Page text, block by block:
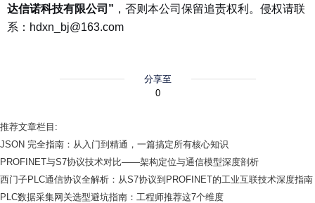
达信诺科技有限公司” ，否则本公司保留追责权利。侵权请联
系：hdxn_bj@163.com
分享至
0
推荐文章栏目:
JSON 完全指南：从入门到精通，一篇搞定所有核心知识
PROFINET与S7协议技术对比——架构定位与通信模型深度剖析
西门子PLC通信协议全解析：从S7协议到PROFINET的工业互联技术深度指南
PLC数据采集网关选型避坑指南：工程师推荐这7个维度